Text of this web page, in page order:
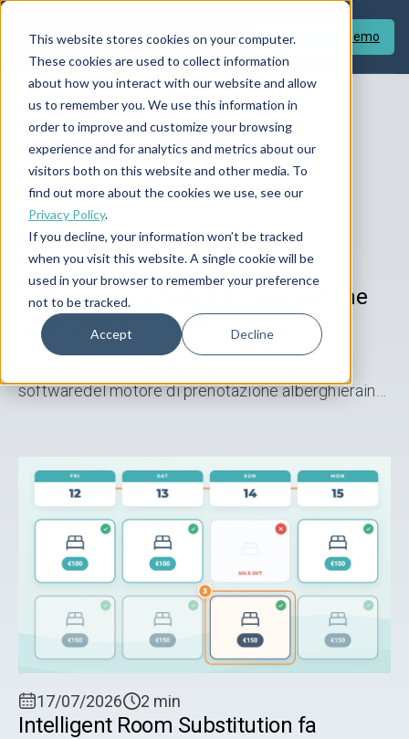
This website stores cookies on your computer.
These cookies are used to collect information
about how you interact with our website and allow
us to remember you. We use this information in
order to improve and customize your browsing
experience and for analytics and metrics about our
visitors both on this website and other media. To
find out more about the cookies we use, see our
Privacy Policy.
If you decline, your information won’t be tracked
when you visit this website. A single cookie will be
used in your browser to remember your preference
not to be tracked.
Accept Decline
Prenota Una Demo
Blog
29/07/2026 17 min
Come effettuare una verifica del
software per i motori di prenotazione
alberghiera in Irlanda
softwaredel motore di prenotazione alberghierain
17/07/2026 2 min
Intelligent Room Substitution fa